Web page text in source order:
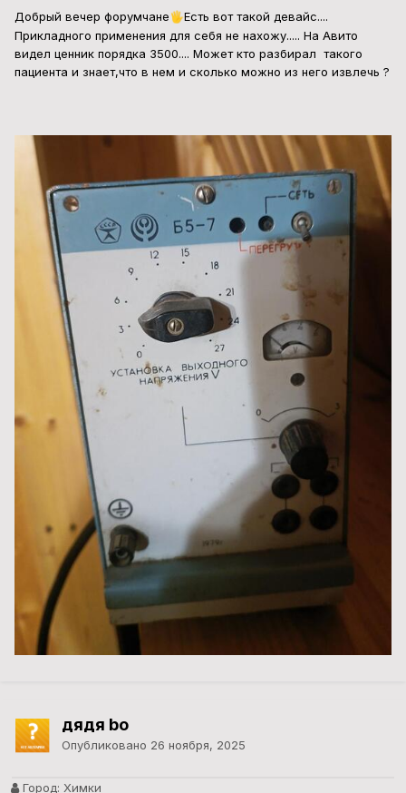
Добрый вечер форумчане 🖐️Есть вот такой девайс....
Прикладного применения для себя не нахожу..... На Авито
видел ценник порядка 3500.... Может кто разбирал такого
пациента и знает,что в нем и сколько можно из него извлечь ?
дядя bo
Опубликовано 26 ноября, 2025
Город: Химки